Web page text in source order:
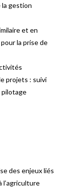
la gestion
et en
la prise de
projets : suivi
pilotage
des enjeux liés
l’agriculture